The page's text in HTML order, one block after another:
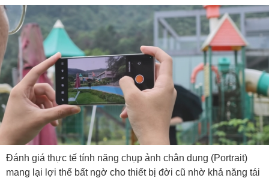
Đánh giá thực tế tính năng chụp ảnh chân dung (Portrait)
mang lại lợi thế bất ngờ cho thiết bị đời cũ nhờ khả năng tái